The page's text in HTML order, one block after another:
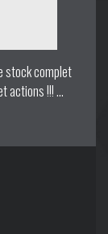
stock complet
actions !!! ...